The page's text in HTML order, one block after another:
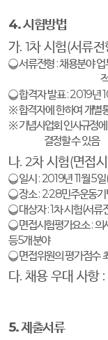
4.시험방법
가. 1차 시험(서류전
❍서류전형 :채용분야
❍합격자 발표: 2019년
※합격자에 한하여 개별
※기념사업회 인사규정
결정할 수 있음
나. 2차 시험(면접
❍일시: 2019년11월5일(
❍장소: 2·28민주운동
❍대상자: 1차 시험(서류
❍면접시험평가요소:의
등5개 분야
❍면접위원의 평가점수
다.채용 우대 사항 :
5.제출서류